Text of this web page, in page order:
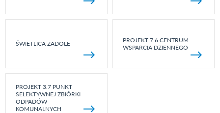
ŚWIETLICA ZADOLE
PROJEKT 7.6 CENTRUM
WSPARCIA DZIENNEGO
PROJEKT 3.7 PUNKT
SELEKTYWNEJ ZBIÓRKI
ODPADÓW
KOMUNALNYCH